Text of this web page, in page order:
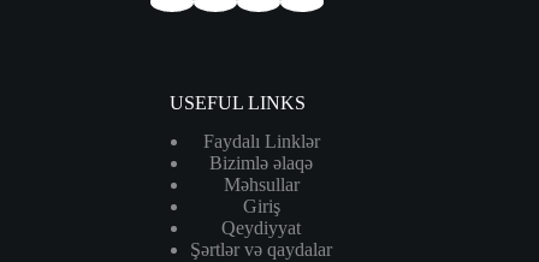
USEFUL LINKS
Faydalı Linklər
Bizimlə əlaqə
Məhsullar
Giriş
Qeydiyyat
Şərtlər və qaydalar